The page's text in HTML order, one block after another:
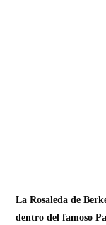
La Rosaleda de
dentro del famoso